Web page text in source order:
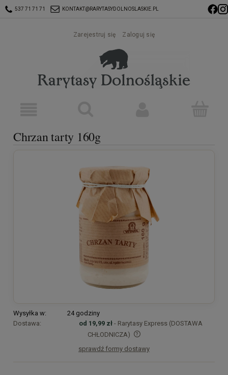
537 71 71 71 KONTAKT@RARYTASYDOLNOSLASKIE.PL
Zarejestruj się Zaloguj się
Chrzan tarty 160g
Wysyłka w:
24 godziny
Dostawa:
od 19,99 zł - Rarytasy Express (DOSTAWA
CHŁODNICZA)
Cena nie zawiera ewentualnych kosztów płatności
sprawdź formy dostawy